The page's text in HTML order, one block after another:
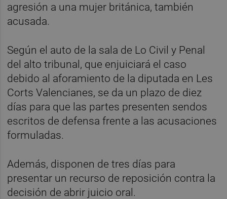
agresión a una mujer británica, también
acusada.
Según el auto de la sala de Lo Civil y Penal
del alto tribunal, que enjuiciará el caso
debido al aforamiento de la diputada en Les
Corts Valencianes, se da un plazo de diez
días para que las partes presenten sendos
escritos de defensa frente a las acusaciones
formuladas.
Además, disponen de tres días para
presentar un recurso de reposición contra la
decisión de abrir juicio oral.